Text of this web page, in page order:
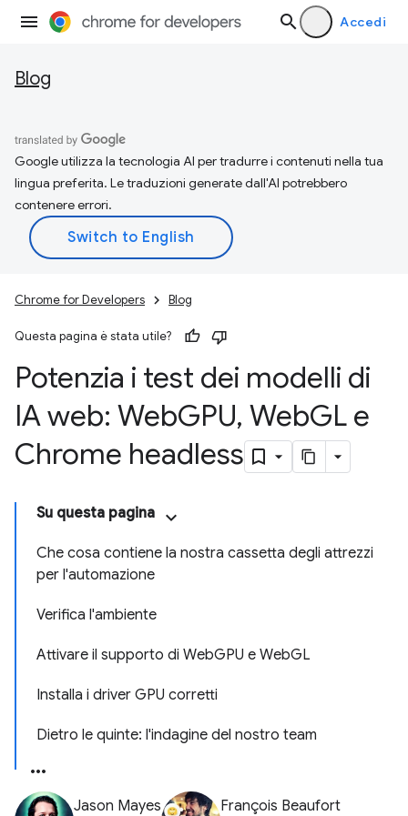
Accedi
Blog
Google utilizza la tecnologia AI per tradurre i contenuti nella tua
lingua preferita. Le traduzioni generate dall'AI potrebbero
contenere errori.
Chrome for Developers Blog
Questa pagina è stata utile?
Potenzia i test dei modelli di
IA web: WebGPU, WebGL e
Chrome headless
Su questa pagina
Che cosa contiene la nostra cassetta degli attrezzi
per l'automazione
Verifica l'ambiente
Attivare il supporto di WebGPU e WebGL
Installa i driver GPU corretti
Dietro le quinte: l'indagine del nostro team
Jason Mayes François Beaufort